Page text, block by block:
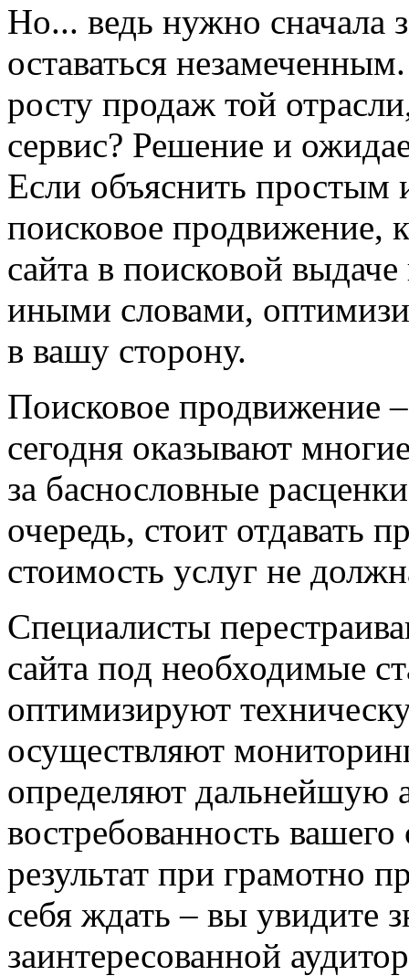
Но... ведь нужно сначала
оставаться
росту продаж той
сервис? Решение и
Если объяснить простым
поисковое продвижение,
сайта в поисковой
иными словами,
в вашу сторону.
Поисковое продвижение
сегодня оказывают
за баснословные
очередь, стоит отдавать
стоимость услуг не
Специалисты
сайта под необходимые
оптимизируют
осуществляют
определяют дальнейшую
востребованность
результат при грамотно
себя ждать – вы увидите
заинтересованной